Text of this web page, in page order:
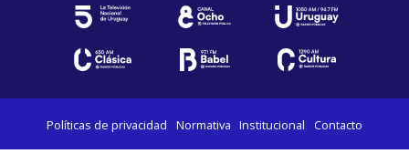
Políticas de privacidad Normativa Institucional Contacto